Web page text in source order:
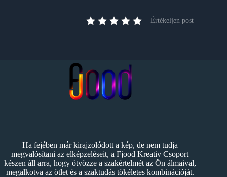
Értékeljen post
Ha fejében már kirajzolódott a kép, de nem tudja
megvalósítani az elképzeléseit, a Fjood Kreativ Csoport
készen áll arra, hogy ötvözze a szakértelmét az Ön álmaival,
megalkotva az ötlet és a szaktudás tökéletes kombinációját.